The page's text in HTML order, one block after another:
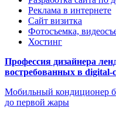
Реклама в интернете
Сайт визитка
Фотосъемка,
Хостинг
Профессия дизайнера
востребованных в digital-
Мобильный кондиционер
до первой жары